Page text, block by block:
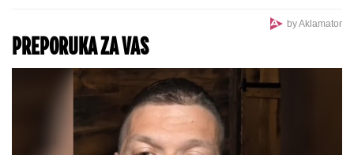
by Aklamator
PREPORUKA ZA VAS